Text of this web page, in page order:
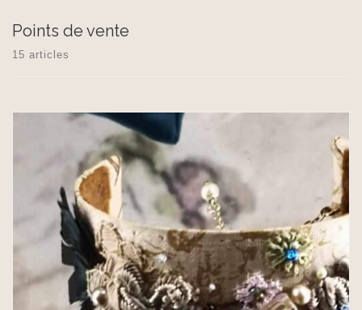
Points de vente
15 articles